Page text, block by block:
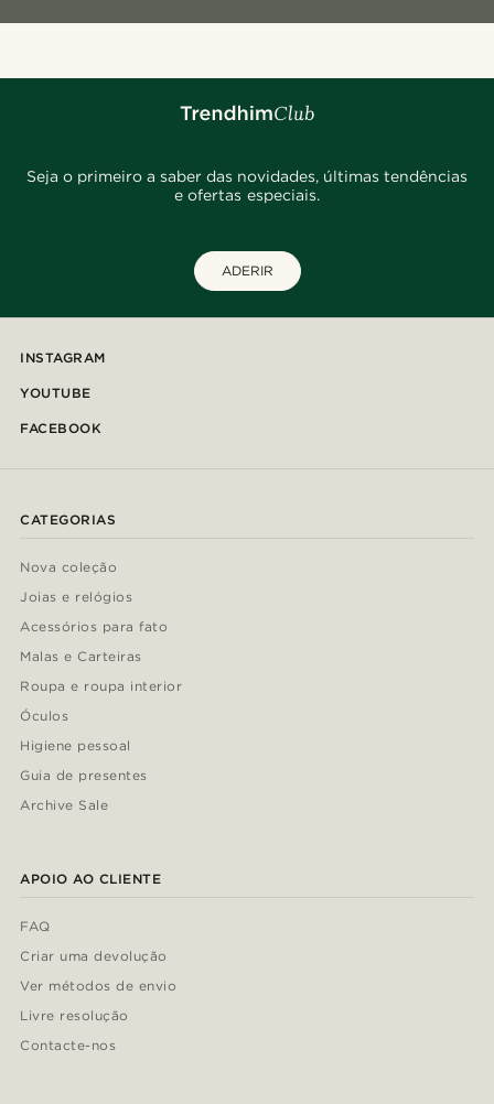
Seja o primeiro a saber das novidades, últimas tendências
e ofertas especiais.
ADERIR
INSTAGRAM
YOUTUBE
FACEBOOK
CATEGORIAS
Nova coleção
Joias e relógios
Acessórios para fato
Malas e Carteiras
Roupa e roupa interior
Óculos
Higiene pessoal
Guia de presentes
Archive Sale
APOIO AO CLIENTE
FAQ
Criar uma devolução
Ver métodos de envio
Livre resolução
Contacte-nos